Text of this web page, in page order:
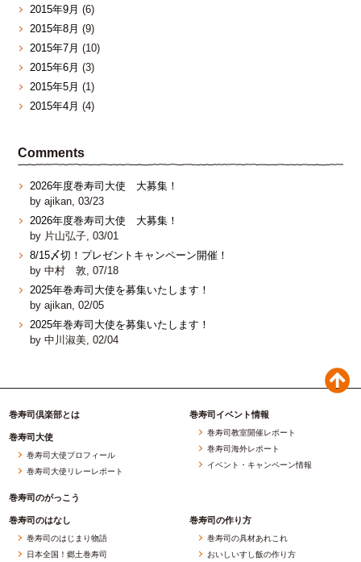
2015年9月 (6)
2015年8月 (9)
2015年7月 (10)
2015年6月 (3)
2015年5月 (1)
2015年4月 (4)
Comments
2026年度巻寿司大使 大募集！
by ajikan, 03/23
2026年度巻寿司大使 大募集！
by 片山弘子, 03/01
8/15〆切！プレゼントキャンペーン開催！
by 中村 敦, 07/18
2025年巻寿司大使を募集いたします！
by ajikan, 02/05
2025年巻寿司大使を募集いたします！
by 中川淑美, 02/04
巻寿司倶楽部とは
巻寿司大使
巻寿司大使プロフィール
巻寿司大使リレーレポート
巻寿司のがっこう
巻寿司イベント情報
巻寿司教室開催レポート
巻寿司海外レポート
イベント・キャンペーン情報
巻寿司のはなし
巻寿司のはじまり物語
日本全国！郷土巻寿司
巻寿司の作り方
巻寿司の具材あれこれ
おいしいすし飯の作り方